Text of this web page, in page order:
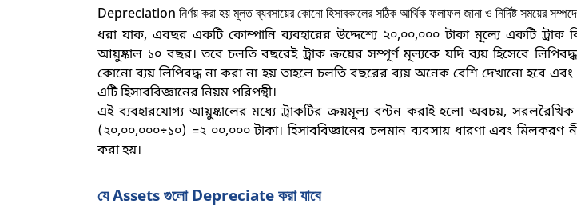
Depreciation নির্ণয় করা হয় মূলত ব্যবসায়ের কোনো হিসাবকালের সঠিক আর্থিক ফলাফল জানা ও নির্দিষ্ট সময়ের
ধরা যাক, এবছর একটি কোম্পানি ব্যবহারের উদ্দেশ্যে ২০,০০,০০০ টাকা মূল্যে একটি ট্রাক
আয়ুষ্কাল ১০ বছর। তবে চলতি বছরেই ট্রাক ক্রয়ের সম্পূর্ণ মূল্যকে যদি ব্যয় হিসেবে
কোনো ব্যয় লিপিবদ্ধ না করা না হয় তাহলে চলতি বছরের ব্যয় অনেক বেশি দেখানো হবে
এটি হিসাববিজ্ঞানের নিয়ম পরিপন্থী।
এই ব্যবহারযোগ্য আয়ুষ্কালের মধ্যে ট্রাকটির ক্রয়মূল্য বন্টন করাই হলো অবচয়, সরলরৈখিক
(২০,০০,০০০÷১০) =২ ০০,০০০ টাকা। হিসাববিজ্ঞানের চলমান ব্যবসায় ধারণা এবং মিলকরণ
করা হয়।
যেAssets গুলো Depreciate করা যাবে